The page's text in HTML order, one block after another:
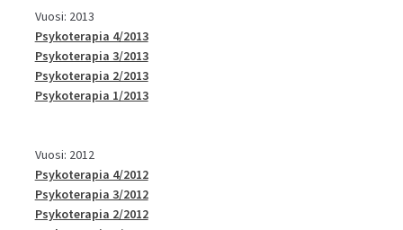
Vuosi: 2013
Psykoterapia 4/2013
Psykoterapia 3/2013
Psykoterapia 2/2013
Psykoterapia 1/2013
Vuosi: 2012
Psykoterapia 4/2012
Psykoterapia 3/2012
Psykoterapia 2/2012